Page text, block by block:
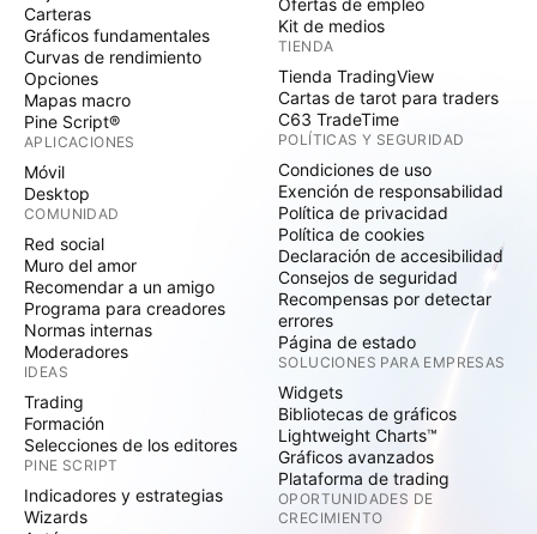
Carteras
Gráficos fundamentales
Curvas de rendimiento
Opciones
Mapas macro
Pine Script®
APLICACIONES
Móvil
Desktop
COMUNIDAD
Red social
Muro del amor
Recomendar a un amigo
Programa para creadores
Normas internas
Moderadores
IDEAS
Trading
Formación
Selecciones de los editores
PINE SCRIPT
Indicadores y estrategias
Wizards
Ofertas de empleo
Kit de medios
TIENDA
Tienda TradingView
Cartas de tarot para traders
C63 TradeTime
POLÍTICAS Y SEGURIDAD
Condiciones de uso
Exención de responsabilidad
Política de privacidad
Política de cookies
Declaración de accesibilidad
Consejos de seguridad
Recompensas por detectar
errores
Página de estado
SOLUCIONES PARA EMPRESAS
Widgets
Bibliotecas de gráficos
Lightweight Charts™
Gráficos avanzados
Plataforma de trading
OPORTUNIDADES DE
CRECIMIENTO